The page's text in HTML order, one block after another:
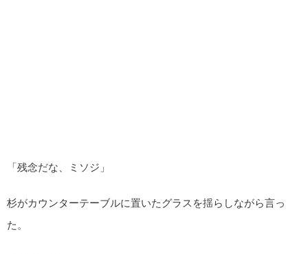
「残念だな、ミソジ」
杉がカウンターテーブルに置いたグラスを揺らしながら言っ
た。